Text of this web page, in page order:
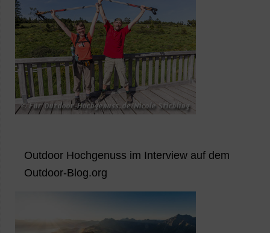
Outdoor Hochgenuss im Interview auf dem
Outdoor-Blog.org